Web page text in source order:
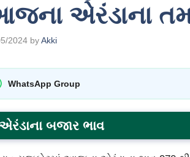
એરંડાના
2024 byAkki
WhatsApp Group
બજાર ભાવ